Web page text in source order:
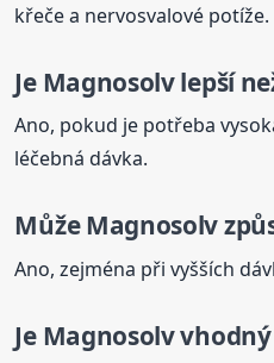
křeče a nervosvalové potíže.
Je Magnosolvlepší
Ano, pokud je potřeba
léčebná dávka.
MůžeMagnosolv
Ano, zejména při vyšších
Je Magnosolvvhodný